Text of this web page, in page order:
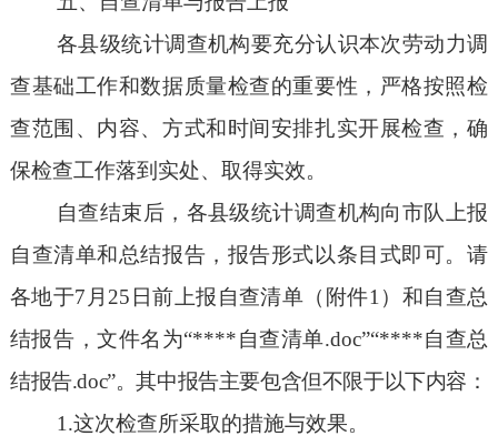
各县级统计调查机构要充分认识本次劳动力调
查基础工作和数据质量检查的重要性，严格按照检
查范围、内容、方式和时间安排扎实开展检查，确
保检查工作落到实处、取得实效。
自查结束后，各县级统计调查机构向市队上报
自查清单和总结报告，报告形式以条目式即可。请
各地于7月25 日前上报自查清单（附件1）和自查总
结报告，文件名为“****自查清单.doc”“****自查总
结报告.doc”。其中报告主要包含但不限于以下内容：
1.这次检查所采取的措施与效果。